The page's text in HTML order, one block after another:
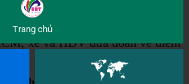
xe và HDV đưa đoàn về điểm
Trang chủ